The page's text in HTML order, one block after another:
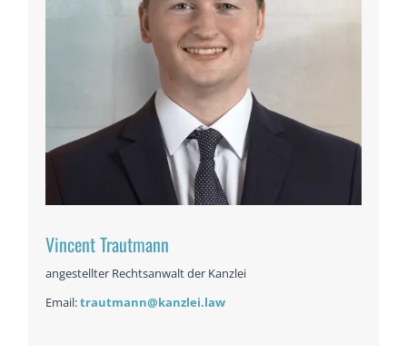
Vincent Trautmann
angestellter Rechtsanwalt der Kanzlei
Email:trautmann@kanzlei.law